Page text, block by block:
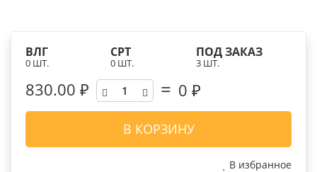
ВЛГ
0 ШТ.
СРТ
0 ШТ.
ПОД ЗАКАЗ
3 ШТ.
830.00 ₽ 0 ₽
В КОРЗИНУ
В избранное